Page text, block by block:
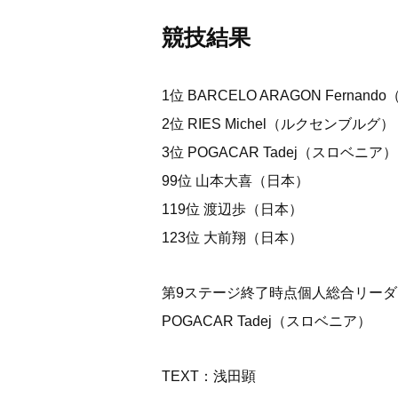
競技結果
1位 BARCELO ARAGON Fernando
2位 RIES Michel（ルクセンブルグ）
3位 POGACAR Tadej（スロベニア）
99位 山本大喜（日本）
119位 渡辺歩（日本）
123位 大前翔（日本）
第9ステージ終了時点個人総合リー
POGACAR Tadej（スロベニア）
TEXT：浅田顕